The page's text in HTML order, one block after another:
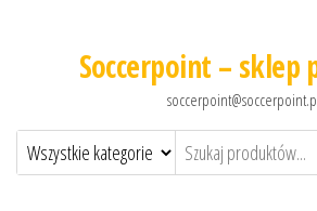
Soccerpoint – sklep